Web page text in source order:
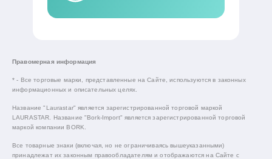
Правомерная информация
* - Все торговые марки, представленные на Сайте, используются в законных
информационных и описательных целях.
Название "Laurastar" является зарегистрированной торговой маркой
LAURASTAR. Название "Bork-Import" является зарегистрированной торговой
маркой компании BORK.
Все товарные знаки (включая, но не ограничиваясь вышеуказанными)
принадлежат их законным правообладателям и отображаются на Сайте с